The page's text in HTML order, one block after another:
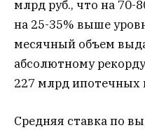
млрд руб., что на 70-
на 25-35% выше
месячный объем
абсолютному
227 млрд ипотечных
Средняя ставка по